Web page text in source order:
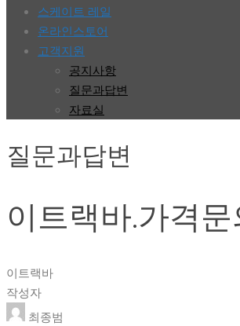
스케이트 레일
온라인스토어
고객지원
공지사항
질문과답변
자료실
질문과답변
이트랙바.가격문
이트랙바
작성자
최종범